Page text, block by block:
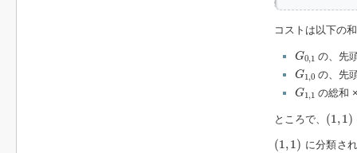
コストは以下の
G0,1
G0 の、先
G1,0
G1 の、先
G1,1
G1 の総和
ところで、 (1,1)
(1 1)
(1,1)
(1 1)
に分類さ